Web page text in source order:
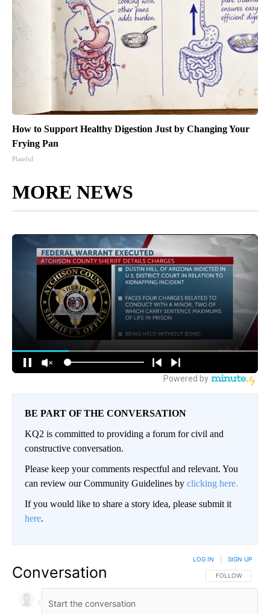
How to Support Healthy Digestion Just by Changing Your
Frying Pan
Plateful
MORE NEWS
BE PART OF THE CONVERSATION
KQ2 is committed to providing a forum for civil and
constructive conversation.
Please keep your comments respectful and relevant. You
can review our Community Guidelines by clicking here.
If you would like to share a story idea, please submit it
here.
Conversation FOLLOW THIS
FOLLOW
LOG IN SIGN UP